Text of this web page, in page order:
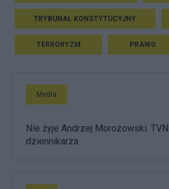
TRYBUNAŁ KONSTYTUCYJNY
TERRORYZM PRAWO
Media
Nie żyje Andrzej Morozowski.
dziennikarza